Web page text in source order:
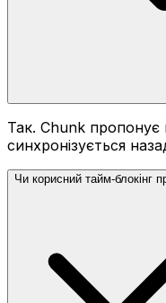
Так. Chunk пропонує
синхронізується
Чи корисний тайм-блокінг